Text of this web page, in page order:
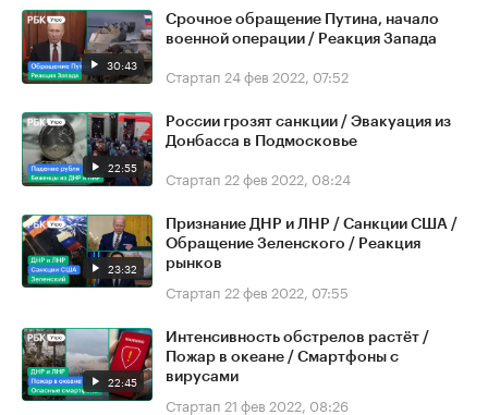
30:43
Срочное обращение Путина, начало
военной операции / Реакция Запада
Стартап 24 фев 2022, 07:52
22:55
России грозят санкции / Эвакуация из
Донбасса в Подмосковье
Стартап 22 фев 2022, 08:24
23:32
Признание ДНР и ЛНР / Санкции США /
Обращение Зеленского / Реакция
рынков
Стартап 22 фев 2022, 07:55
22:45
Интенсивность обстрелов растёт /
Пожар в океане / Смартфоны с
вирусами
Стартап 21 фев 2022, 08:26